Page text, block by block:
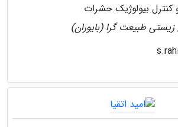
کنترل بیولوژیک حشرات
طبیعت گرا (بایوران)